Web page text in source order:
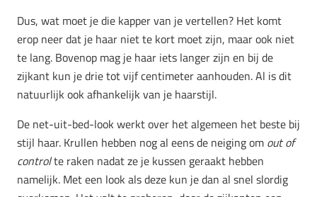
Dus, wat moet je die kapper van je vertellen? Het komt
erop neer dat je haar niet te kort moet zijn, maar ook niet
te lang. Bovenop mag je haar iets langer zijn en bij de
zijkant kun je drie tot vijf centimeter aanhouden. Al is dit
natuurlijk ook afhankelijk van je haarstijl.
De net-uit-bed-look werkt over het algemeen het beste bij
stijl haar. Krullen hebben nog al eens de neiging om out of
controlte raken nadat ze je kussen geraakt hebben
namelijk. Met een look als deze kun je dan al snel slordig